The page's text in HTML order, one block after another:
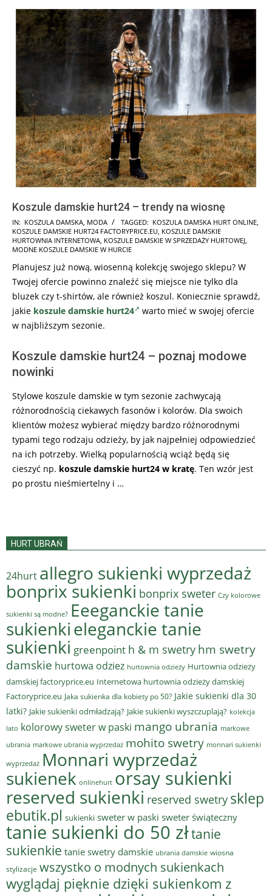
Koszule damskie hurt24 – trendy na wiosnę
2022-
12-
24
IN: KOSZULA DAMSKA, MODA TAGGED: KOSZULA DAMSKA HURT ONLINE,
KOSZULE DAMSKIE HURT24 FACTORYPRICE.EU, KOSZULE DAMSKIE
HURTOWNIA INTERNETOWA, KOSZULE DAMSKIE W SPRZEDAŻY HURTOWEJ,
MODNE KOSZULE DAMSKIE W HURCIE
Planujesz już nową, wiosenną kolekcję swojego sklepu? W
Twojej ofercie powinno znaleźć się miejsce nie tylko dla
bluzek czy t-shirtów, ale również koszul. Koniecznie sprawdź,
jakie koszule damskie hurt24
warto mieć w swojej ofercie
w najbliższym sezonie.
Koszule damskie hurt24 – poznaj modowe
nowinki
Stylowe koszule damskie w tym sezonie zachwycają
różnorodnością ciekawych fasonów i kolorów. Dla swoich
klientów możesz wybierać między bardzo różnorodnymi
typami tego rodzaju odzieży, by jak najpełniej odpowiedzieć
na ich potrzeby. Wielką popularnością wciąż będą się
cieszyć np. koszule damskie hurt24 w kratę. Ten wzór jest
po prostu nieśmiertelny i …
HURT UBRAŃ
24hurt allegro sukienki wyprzedaż
bonprix sukienki bonprix sweter Czy kolorowe
sukienki są modne? Eeeganckie tanie
sukienkieleganckie tanie
sukienki greenpoint h & m swetry hm swetry
damskie hurtowa odziez hurtownia odzieży Hurtownia odzieży
damskiej factoryprice.eu Internetowa hurtownia odzieży damskiej
Factoryprice.eu Jaka sukienka dla kobiety po 50? Jakie sukienki dla 30
latki? Jakie sukienki odmładzają? Jakie sukienki wyszczuplają? kolekcja
lato kolorowy sweter w paski mango ubrania markowe
ubrania markowe ubrania wyprzedaż mohito swetry monnari sukienki
wyprzedaż Monnari wyprzedaż
sukienek onlinehurt orsay sukienki
reserved sukienki reserved swetry sklep
ebutik.pl sukienki sweter w paski sweter świąteczny
tanie sukienki do 50 złtanie
sukienkie tanie swetry damskie ubrania damskie wiosna
stylizacje wszystko o modnych sukienkach
wyglądaj pięknie dzięki sukienkom z